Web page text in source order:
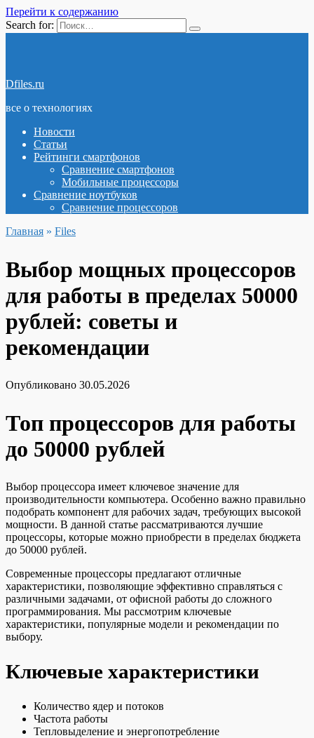
Перейти к содержанию
Search for:
Dfiles.ru
все о технологиях
Новости
Статьи
Рейтинги смартфонов
Сравнение смартфонов
Мобильные процессоры
Сравнение ноутбуков
Сравнение процессоров
Главная » Files
Выбор мощных процессоров
для работы в пределах 50000
рублей: советы и
рекомендации
Опубликовано 30.05.2026
Топ процессоров для работы
до 50000 рублей
Выбор процессора имеет ключевое значение для
производительности компьютера. Особенно важно правильно
подобрать компонент для рабочих задач, требующих высокой
мощности. В данной статье рассматриваются лучшие
процессоры, которые можно приобрести в пределах бюджета
до 50000 рублей.
Современные процессоры предлагают отличные
характеристики, позволяющие эффективно справляться с
различными задачами, от офисной работы до сложного
программирования. Мы рассмотрим ключевые
характеристики, популярные модели и рекомендации по
выбору.
Ключевые характеристики
Количество ядер и потоков
Частота работы
Тепловыделение и энергопотребление